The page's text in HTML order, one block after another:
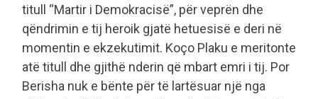
titull “Martir i Demokracisë”, për veprën dhe
qëndrimin e tij heroik gjatë hetuesisë e deri në
momentin e ekzekutimit. Koço Plaku e meritonte
atë titull dhe gjithë nderin që mbart emri i tij. Por
Berisha nuk e bënte për të lartësuar një nga